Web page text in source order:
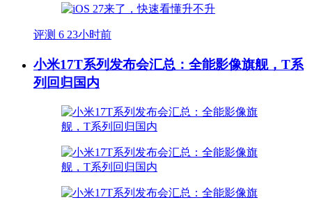
评测 6 23小时前
小米17T系列发布会汇总：全能影像旗舰，T系
列回归国内